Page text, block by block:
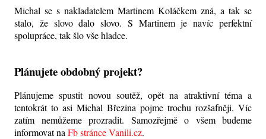
Michal se s nakladatelem Martinem Koláčkem zná, a tak se
stalo, že slovo dalo slovo. S Martinem je navíc perfektní
spolupráce, tak šlo vše hladce.
Plánujete obdobný projekt?
Plánujeme spustit novou soutěž, opět na atraktivní téma a
tentokrát to asi Michal Březina pojme trochu rozšafněji. Víc
zatím nemůžeme prozradit. Samozřejmě o všem budeme
informovat na Fb stránce Vanili.cz.